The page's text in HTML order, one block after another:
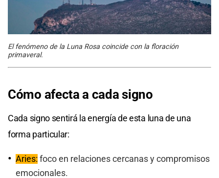
El fenómeno de la Luna Rosa coincide con la floración
primaveral.
Cómo afecta a cada signo
Cada signo sentirá la energía de esta luna de una
forma particular:
Aries: foco en relaciones cercanas y compromisos
emocionales.